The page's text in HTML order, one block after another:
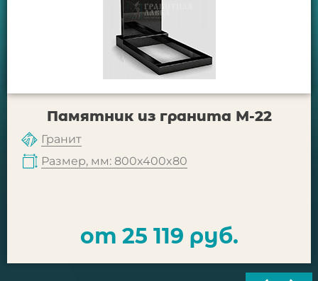
Памятник из гранита М-22
Гранит
Размер, мм: 800x400x80
от 25 119 руб.